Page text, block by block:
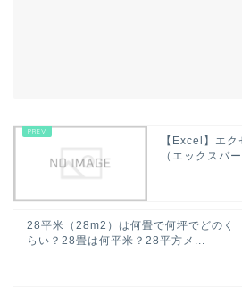
【Excel】エ
（エックスバ
28平米（28m2）は何畳で何坪でどのく
らい？28畳は何平米？28平方メ...